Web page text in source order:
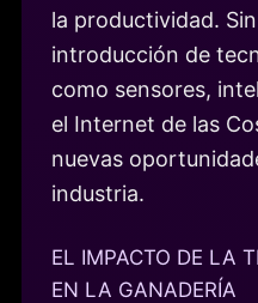
la productividad.
introducción de
como sensores,
el Internet de las
nuevas
industria.
EL IMPACTO DE LA
EN LA GANADERÍA